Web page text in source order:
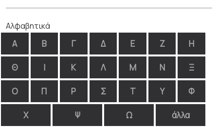
Αλφαβητικά
Α Β Γ Δ Ε Ζ Η
Θ Ι Κ Λ Μ Ν Ξ
Ο Π Ρ Σ Τ Υ Φ
Χ Ψ Ω άλλα